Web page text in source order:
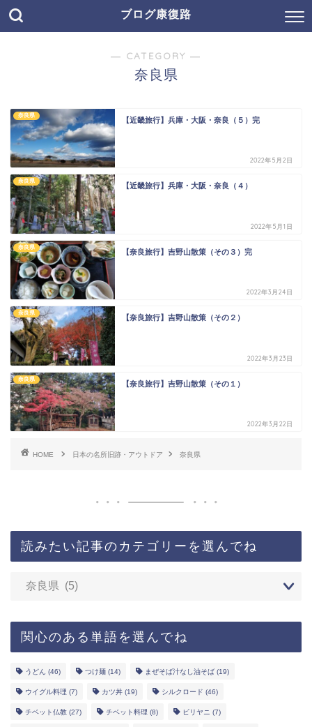
ブログ康復路
― CATEGORY ―
奈良県
奈良県
【近畿旅行】兵庫・大阪・奈良（５）完
2022年5月2日
奈良県
【近畿旅行】兵庫・大阪・奈良（４）
2022年5月1日
奈良県
【奈良旅行】吉野山散策（その３）完
2022年3月24日
奈良県
【奈良旅行】吉野山散策（その２）
2022年3月23日
奈良県
【奈良旅行】吉野山散策（その１）
2022年3月22日
HOME 日本の名所旧跡・アウトドア 奈良県
読みたい記事のカテゴリーを選んでね
関心のある単語を選んでね
うどん (46) つけ麺 (14) まぜそば汁なし油そば (19)
ウイグル料理 (7) カツ丼 (19) シルクロード (46)
チベット仏教 (27) チベット料理 (8) ビリヤニ (7)